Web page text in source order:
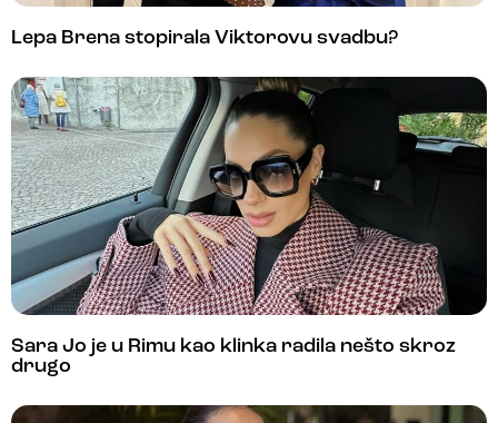
Lepa Brena stopirala Viktorovu svadbu?
Sara Jo je u Rimu kao klinka radila nešto skroz
drugo